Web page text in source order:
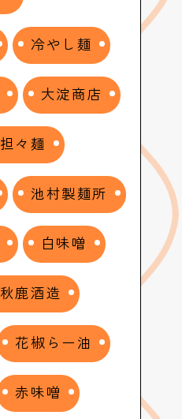
冷やし麺
大淀商店
担々麺
池村製麺所
白味噌
秋鹿酒造
花椒らー油
赤味噌